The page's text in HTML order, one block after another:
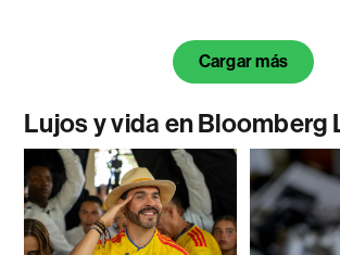
Cargar más
Lujos y vida en Bloomberg